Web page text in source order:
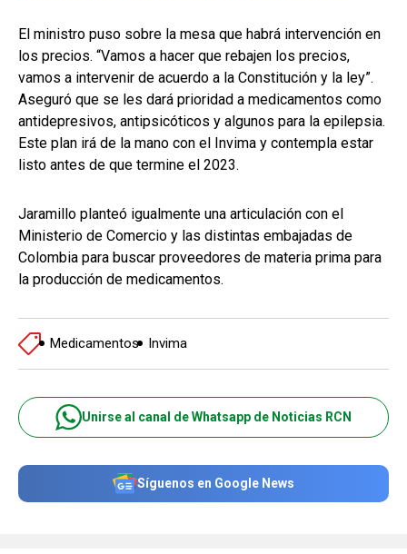
El ministro puso sobre la mesa que habrá intervención en
los precios. “Vamos a hacer que rebajen los precios,
vamos a intervenir de acuerdo a la Constitución y la ley”.
Aseguró que se les dará prioridad a medicamentos como
antidepresivos, antipsicóticos y algunos para la epilepsia.
Este plan irá de la mano con el Invima y contempla estar
listo antes de que termine el 2023.
Jaramillo planteó igualmente una articulación con el
Ministerio de Comercio y las distintas embajadas de
Colombia para buscar proveedores de materia prima para
la producción de medicamentos.
Medicamentos Invima
Unirse al canal de Whatsapp de Noticias RCN
Síguenos en Google News